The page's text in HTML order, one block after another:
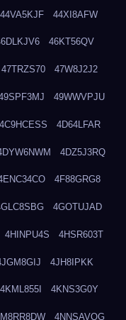
44VA5KJF 44XI8AFW
46KT56QV
47TRZS70 47W8J2J2
49WWVPJU
4C9HCESS 4D64LFAR
4DZ5J3RQ
4F88GRG8
4GOTUJAD
4HINPU4S 4HSR603T
4JH8IPKK
4KML855I 4KNS3G0Y
4NNSAVOG